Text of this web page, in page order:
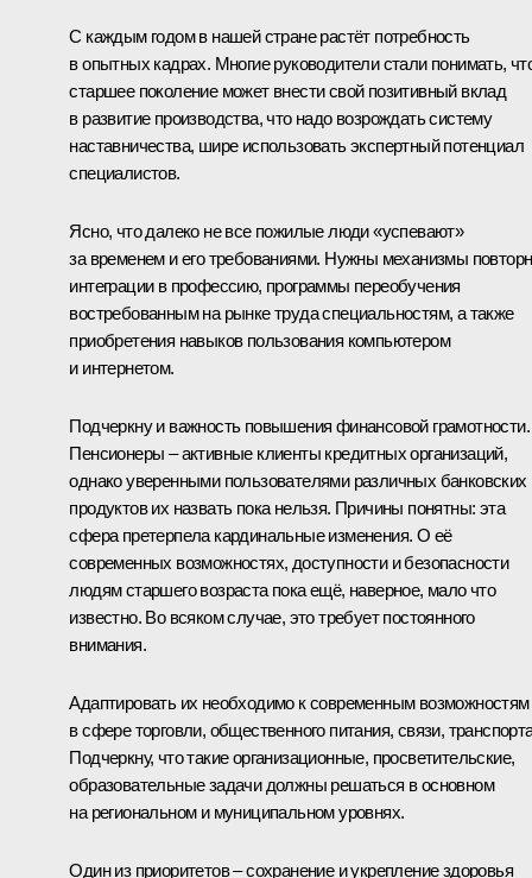
С каждым годом в нашей стране растёт потребность
в опытных кадрах. Многие руководители стали понимать,
старшее поколение может внести свой позитивный вклад
в развитие производства, что надо возрождать систему
наставничества, шире использовать экспертный потенциал
специалистов.
Ясно, что далеко не все пожилые люди «успевают»
за временем и его требованиями. Нужны механизмы
интеграции в профессию, программы переобучения
востребованным на рынке труда специальностям, а также
приобретения навыков пользования компьютером
и интернетом.
Подчеркну и важность повышения финансовой грамотности.
Пенсионеры – активные клиенты кредитных организаций,
однако уверенными пользователями различных банковских
продуктов их назвать пока нельзя. Причины понятны: эта
сфера претерпела кардинальные изменения. О её
современных возможностях, доступности и безопасности
людям старшего возраста пока ещё, наверное, мало что
известно. Во всяком случае, это требует постоянного
внимания.
Адаптировать их необходимо к современным возможностям
в сфере торговли, общественного питания, связи,
Подчеркну, что такие организационные, просветительские,
образовательные задачи должны решаться в основном
на региональном и муниципальном уровнях.
Один из приоритетов – сохранение и укрепление здоровья